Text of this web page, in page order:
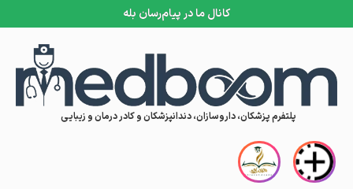
کانال ما در پیام‌رسان بله
Skip to content
پلتفرم پزشکان، داروسازان، دندانپزشکان و کادر درمان و زیبایی